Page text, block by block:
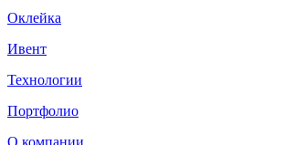
Оклейка
Ивент
Технологии
Портфолио
О компании